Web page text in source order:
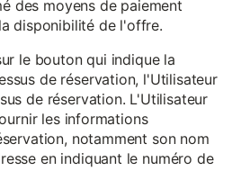
des moyens de paiement
disponibilité de l'offre.
le bouton qui indique la
de réservation, l'Utilisateur
de réservation. L'Utilisateur
les informations
notamment son nom
en indiquant le numéro de